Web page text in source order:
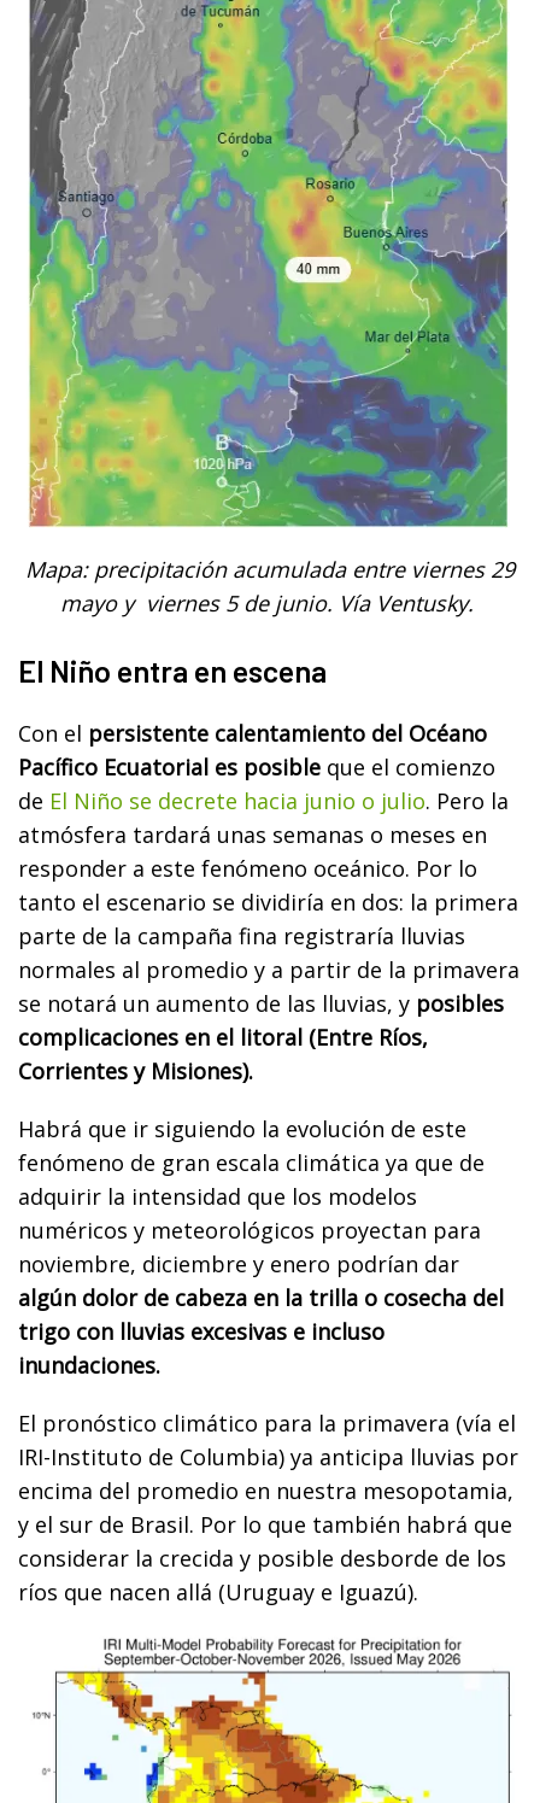
Mapa: precipitación acumulada entre viernes 29
mayo y viernes 5 de junio. Vía Ventusky.
El Niño entra en escena
Con el persistente calentamiento del Océano
Pacífico Ecuatorial es posible que el comienzo
de El Niño se decrete hacia junio o julio. Pero la
atmósfera tardará unas semanas o meses en
responder a este fenómeno oceánico. Por lo
tanto el escenario se dividiría en dos: la primera
parte de la campaña fina registraría lluvias
normales al promedio y a partir de la primavera
se notará un aumento de las lluvias, y posibles
complicaciones en el litoral (Entre Ríos,
Corrientes y Misiones).
Habrá que ir siguiendo la evolución de este
fenómeno de gran escala climática ya que de
adquirir la intensidad que los modelos
numéricos y meteorológicos proyectan para
noviembre, diciembre y enero podrían dar
algún dolor de cabeza en la trilla o cosecha del
trigo con lluvias excesivas e incluso
inundaciones.
El pronóstico climático para la primavera (vía el
IRI-Instituto de Columbia) ya anticipa lluvias por
encima del promedio en nuestra mesopotamia,
y el sur de Brasil. Por lo que también habrá que
considerar la crecida y posible desborde de los
ríos que nacen allá (Uruguay e Iguazú).